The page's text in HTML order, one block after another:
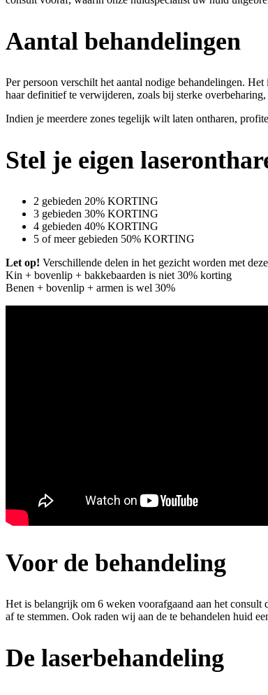
Aantal behandelingen
Per persoon verschilt het aantal nodige behandelingen.
haar definitief te verwijderen, zoals bij sterke
Indien je meerdere zones tegelijk wilt laten ontharen,
Stel je eigen
2 gebieden 20% KORTING
3 gebieden 30% KORTING
4 gebieden 40% KORTING
5 of meer gebieden 50% KORTING
Let op! Verschillende delen in het gezicht worden met
Kin + bovenlip + bakkebaarden is niet 30% korting
Benen + bovenlip + armen is wel 30%
Voor de behandeling
Het is belangrijk om 6 weken voorafgaand aan het consult
af te stemmen. Ook raden wij aan de te behandelen huid
De laserbehandeling